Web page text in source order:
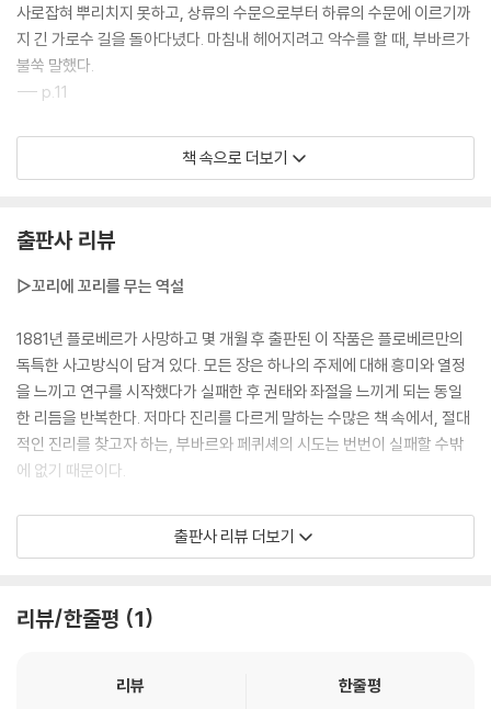
사로잡혀 뿌리치지 못하고, 상류의 수문으로부터 하류의 수문에 이르기까
지 긴 가로수 길을 돌아다녔다. 마침내 헤어지려고 악수를 할 때, 부바르가
불쑥 말했다.
--- p.11
페퀴셰가 부추긴 탓에 부바르도 비료에 대한 열정을 갖게 되었다. 나뭇가
지, 피, 내장, 깃털 등 찾아낼 수 있는 모든 것을 퇴비 구덩이에 모아 놓았다.
고 애썼다. 책 속의 이론을 끝까지 밀고 나가다 보니 오줌도 결코 놓칠 수
없었다. 그래서 그는 화장실을 없애버렸다.
항상 땀을 흘리는 부바르는 셔츠만 입고, 바지는 짧은 멜빵으로 명치까지
끌어 올리고 있었다. 그러나 건망증이 심해서 증류기의 칸막이 판을 잊어
버리거나 불을 세게 하곤 했다. 페퀴셰는 어린아이 작업복처럼 생긴 소매
달린 긴 겉옷을 입고 중얼거리며 계산을 했다. 그들은 스스로를 유익한 일
에 몰두하는 매우 훌륭한 사람이라고 생각했다.
어떻게 똑같은 당분으로 뼈와 피와 림프와 배설물이 만들어진단 말인가?
그렇다고 음식물이 변화되는 과정을 뒤따라가 볼 수도 없는 일이다. 한 가
마찬가지다. 보클랭은 암탉이 먹는 귀리쌀에 포함된 칼슘을 모두 계산해보
그에 관해서는 전혀 알 수가 없다.
책 속으로 더보기
출판사 리뷰
▷꼬리에 꼬리를 무는 역설
1881년 플로베르가 사망하고 몇 개월 후 출판된 이 작품은 플로베르만의
독특한 사고방식이 담겨 있다. 모든 장은 하나의 주제에 대해 흥미와 열정
을 느끼고 연구를 시작했다가 실패한 후 권태와 좌절을 느끼게 되는 동일
한 리듬을 반복한다. 저마다 진리를 다르게 말하는 수많은 책 속에서, 절대
적인 진리를 찾고자 하는, 부바르와 페퀴셰의 시도는 번번이 실패할 수밖
에 없기 때문이다.
그러나 이러한 순환 속에서 두 주인공은 마침내 실패와 성공, 인간의 어리
석음과 지성, 그 모두가 구별할 필요가 없음을 깨닫는다. 확언과 도식화를
능숙하게 처신하지 못함으로써 오히려 세상이 내포한 모순을 폭로한다.
희화화의 대상은 역전되어, 부바르와 페퀴셰가 아니라 과학과 체계, 그리
출판사 리뷰 더보기
리뷰/한줄평 1
리뷰
한줄평